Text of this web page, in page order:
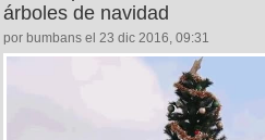
árboles de navidad
por bumbans el 23 dic 2016, 09:31